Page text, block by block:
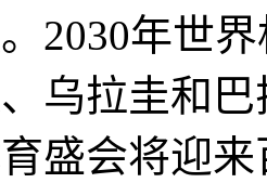
2030年世
乌拉圭和
盛会将迎